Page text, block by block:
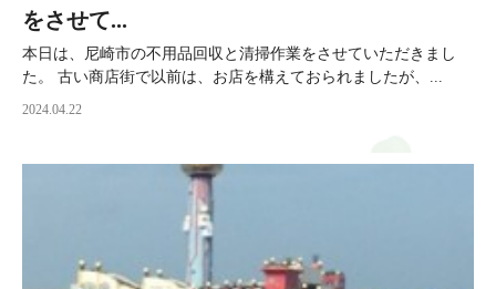
をさせて...
本日は、尼崎市の不用品回収と清掃作業をさせていただきまし
た。 古い商店街で以前は、お店を構えておられましたが、...
2024.04.22